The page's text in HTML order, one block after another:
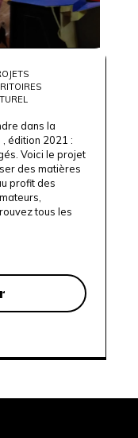
dans la
édition 2021 :
Voici le projet
des matières
profit des
tous les